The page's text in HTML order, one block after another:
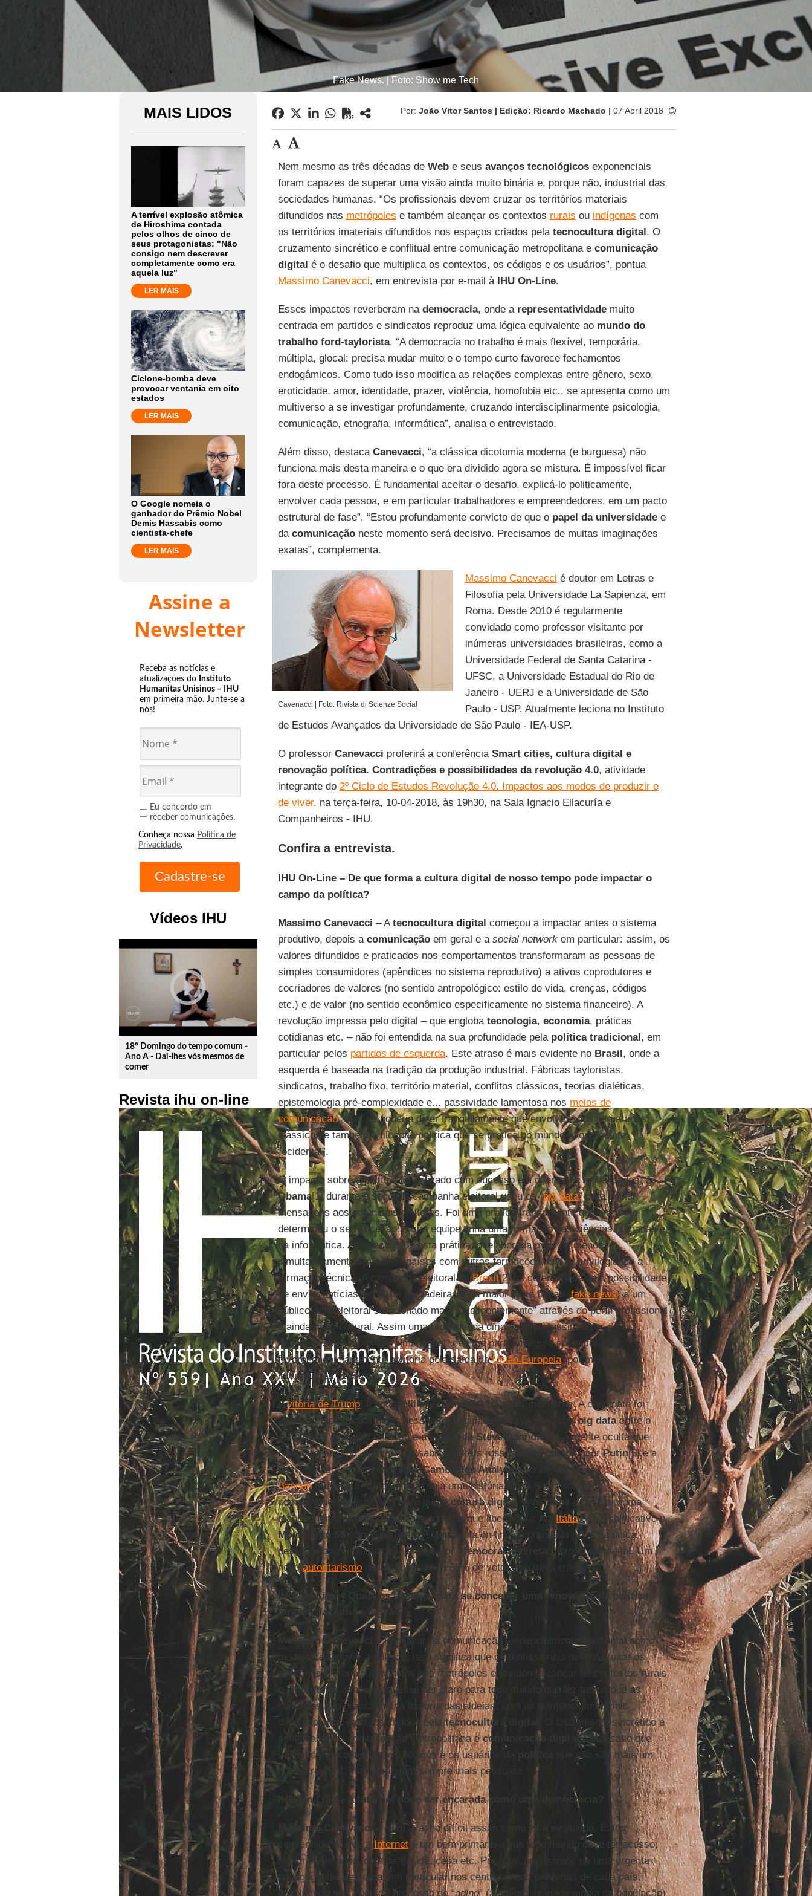
Fake News. | Foto: Show me Tech
MAIS LIDOS
A terrível explosão atômica
de Hiroshima contada
pelos olhos de cinco de
seus protagonistas: "Não
consigo nem descrever
completamente como era
aquela luz"
LER MAIS
Ciclone-bomba deve
provocar ventania em oito
estados
LER MAIS
O Google nomeia o
ganhador do Prêmio Nobel
Demis Hassabis como
cientista-chefe
LER MAIS
Assine a
Newsletter
Receba as notícias e
atualizações do Instituto
Humanitas Unisinos – IHU
em primeira mão. Junte-se a
nós!
Eu concordo em
receber comunicações.
Conheça nossa Política de
Privacidade.
Vídeos IHU
play_circle_outline
18º Domingo do tempo comum -
Ano A - Dai-lhes vós mesmos de
comer
Revista ihu on-line
Por: João Vitor Santos | Edição: Ricardo Machado | 07 Abril 2018
Nem mesmo as três décadas de Webe seus avanços tecnológicosexponenciais
foram capazes de superar uma visão ainda muito binária e, porque não, industrial das
sociedades humanas. “Os profissionais devem cruzar os territórios materiais
difundidos nas metrópoles e também alcançar os contextos rurais ou indígenas com
os territórios imateriais difundidos nos espaços criados pela tecnocultura digital. O
cruzamento sincrético e conflitual entre comunicação metropolitana e comunicação
digital é o desafio que multiplica os contextos, os códigos e os usuários”, pontua
Massimo Canevacci, em entrevista por e-mail à IHU On-Line.
Esses impactos reverberam na democracia, onde a representatividademuito
centrada em partidos e sindicatos reproduz uma lógica equivalente ao mundo do
trabalho ford-taylorista. “A democracia no trabalho é mais flexível, temporária,
múltipla, glocal: precisa mudar muito e o tempo curto favorece fechamentos
endogâmicos. Como tudo isso modifica as relações complexas entre gênero, sexo,
eroticidade, amor, identidade, prazer, violência, homofobia etc., se apresenta como um
multiverso a se investigar profundamente, cruzando interdisciplinarmente psicologia,
comunicação, etnografia, informática”, analisa o entrevistado.
Além disso, destaca Canevacci, “a clássica dicotomia moderna (e burguesa) não
funciona mais desta maneira e o que era dividido agora se mistura. É impossível ficar
fora deste processo. É fundamental aceitar o desafio, explicá-lo politicamente,
envolver cada pessoa, e em particular trabalhadores e empreendedores, em um pacto
estrutural de fase”. “Estou profundamente convicto de que o papel da universidadee
da comunicaçãoneste momento será decisivo. Precisamos de muitas imaginações
exatas”, complementa.
Cavenacci | Foto: Rivista di Scienze Social
Massimo Canevacci é doutor em Letras e
Filosofia pela Universidade La Sapienza, em
Roma. Desde 2010 é regularmente
convidado como professor visitante por
inúmeras universidades brasileiras, como a
Universidade Federal de Santa Catarina -
UFSC, a Universidade Estadual do Rio de
Janeiro - UERJ e a Universidade de São
Paulo - USP. Atualmente leciona no Instituto
de Estudos Avançados da Universidade de São Paulo - IEA-USP.
O professor Canevacci proferirá a conferência Smart cities, cultura digital e
renovação política. Contradições e possibilidades da revolução 4.0, atividade
integrante do 2º Ciclo de Estudos Revolução 4.0. Impactos aos modos de produzir e
de viver, na terça-feira, 10-04-2018, às 19h30, na Sala Ignacio Ellacuría e
Companheiros - IHU.
Confira a entrevista.
IHU On-Line – De que forma a cultura digital de nosso tempo pode impactar o
campo da política?
Massimo Canevacci – Atecnocultura digital começou a impactar antes o sistema
produtivo, depois a comunicaçãoem geral e a social networkem particular: assim, os
valores difundidos e praticados nos comportamentos transformaram as pessoas de
simples consumidores (apêndices no sistema reprodutivo) a ativos coprodutores e
cocriadores de valores (no sentido antropológico: estilo de vida, crenças, códigos
etc.) e de valor (no sentido econômico especificamente no sistema financeiro). A
revolução impressa pelo digital – que engloba tecnologia, economia, práticas
cotidianas etc. – não foi entendida na sua profundidade pela política tradicional, em
particular pelos partidos de esquerda. Este atraso é mais evidente no Brasil, onde a
esquerda é baseada na tradição da produção industrial. Fábricas tayloristas,
sindicatos, trabalho fixo, território material, conflitos clássicos, teorias dialéticas,
epistemologia pré-complexidade e... passividade lamentosa nos meios de
comunicação. Mas se poderia dizer tranquilamente que envolve todos os partidos
clássicos e também a filosofia política que se pratica no mundo não somente
“ocidental”.
O impacto sobre a política foi aplicado com sucesso em diferentes modalidades. Já
Obama[1] durante a segunda campanha eleitoral usou os “big data” para enviar
mensagens aos potenciais eleitores. Foi uma prática transparente que em parte
determinou o seu sucesso. A sua equipe tinha uma formação nas ciências humanas e
na informática. Aconteceu que esta prática foi elaborada mais ou menos
simultaneamente em outros países com outras formações, isto é, privilegiando a
formação técnica. A campanha eleitoral doBrexit[2] foi determinada pela possibilidade
de enviar notícias em parte verdadeiras e na maior parte falsas (fake news) a um
público-alvo eleitoral selecionado mais “inteligentemente” através do perfil profissional
e ainda mais cultural. Assim uma propaganda dirigida e, por assim dizer,
individualizada invadiu a “alma digital” de uma parte insegura do eleitorado,
favorecendo claramente a vitória pela saída daUnião Europeia, por meio de
informações negativas.
Avitória de Trump[3] sobre Hillary Clinton[4] foi ainda mais crua. A candidata foi
abertamente atacada pelas pessoas, principalmente por meio dosbig dataentre o
sistema de inteligência russo e a equipe deSteve Bannon[5] , a mente oculta que
cinicamente usou, pelo que se sabe, hackers russos administrados porPutin[6] e a
obscura, agora bem conhecida,Cambridge Analytica(onde o mesmo
Bannontrabalhou). Embora esta seja uma história ainda a se escrever
completamente, está bem claro que acultura digitaltransforma a política numa
maneira tendencialmente mais autoritária que libertadora. NaItáliaé exemplificativo o
Movimento 5S
(cinco estrelas), cuja página on-line é controlada por uma única
pessoa e os candidatos são eleitos por “ democracia direta
”, isto é, via digital. Um
novoautoritarismodigital que ganhou 35% de votos na última eleição.
IHU On-Line – Quais os desafios para se conceber uma renovação da política
através da cultura digital?
Massimo Canevacci
– Focalizar na comunicação tendencialmente horizontal como
modelo de renovar a política. Isso significa que os profissionais devem cruzar os
territórios materiais difundidos nas metrópoles e também alcançar os contextos rurais
ouindígenas
, embora devesse ser claro para todo mundo que faz tempo que as
conexões são praticadas na maioria das aldeias, com os territórios imateriais
difundidos nos espaços criados pelatecnocultura digital
. O cruzamento sincrético e
conflitual entre comunicação metropolitana ecomunicação digitalé o desafio que
multiplica os contextos, os códigos e os usuários da
que não são mais um
núcleo restrito, mas abrangem sempre mais pessoas.
IHU On-Line – A Internet pode ser encarada como uma democracia?
Massimo Canevacci –Hum… acho difícil assim como está evoluindo. Estou
convencido de que aInterneté um bem primário a que todo mundo deve ter acesso,
assim como água, comida, saúde, casa etc. Por isso, precisamos de uma urgente
pedagogia descentrada, em particular nos centros e nas periferias de cada país,
envolvendo dois eixos: o processo de “aging” (aumento da idade média da população)